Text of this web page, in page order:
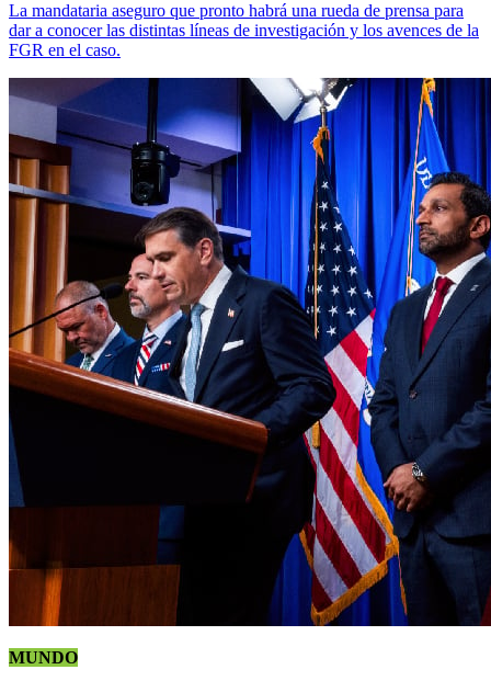
La mandataria aseguro que pronto habrá una rueda de prensa para
dar a conocer las distintas líneas de investigación y los avences de la
FGR en el caso.
MUNDO